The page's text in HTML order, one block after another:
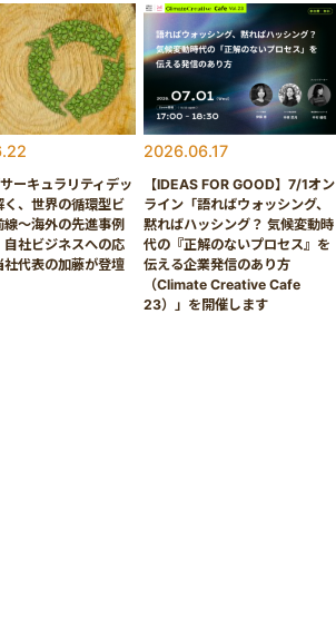
ーキュラリティデッ
く、世界の循環型ビ
線〜海外の先進事例
自社ビジネスへの応
社代表の加藤が登壇
2026.06.17
【IDEAS FOR GOOD】7/1オン
ライン「語ればウォッシング、
黙ればハッシング？ 気候変動時
代の『正解のないプロセス』を
伝える企業発信のあり方
（Climate Creative Cafe
23）」を開催します